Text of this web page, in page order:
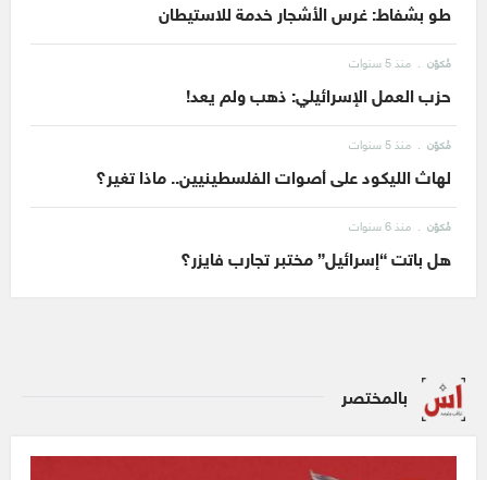
طو بشفاط: غرس الأشجار خدمة للاستيطان
مُكوّن منذ 5 سنوات
حزب العمل الإسرائيلي: ذهب ولم يعد!
مُكوّن منذ 5 سنوات
لهاث الليكود على أصوات الفلسطينيين.. ماذا تغير؟
مُكوّن منذ 6 سنوات
هل باتت “إسرائيل” مختبر تجارب فايزر؟
بالمختصر